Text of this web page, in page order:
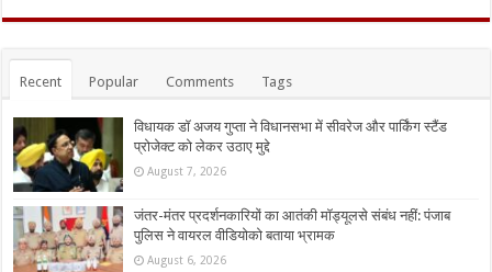
Recent Popular Comments Tags
विधायक डॉ अजय गुप्ता ने विधानसभा में सीवरेज और पार्किंग स्टैंड
प्रोजेक्ट को लेकर उठाए मुद्दे
August 7, 2026
जंतर-मंतर प्रदर्शनकारियों का आतंकी मॉड्यूलसे संबंध नहीं: पंजाब
पुलिस ने वायरल वीडियोको बताया भ्रामक
August 6, 2026